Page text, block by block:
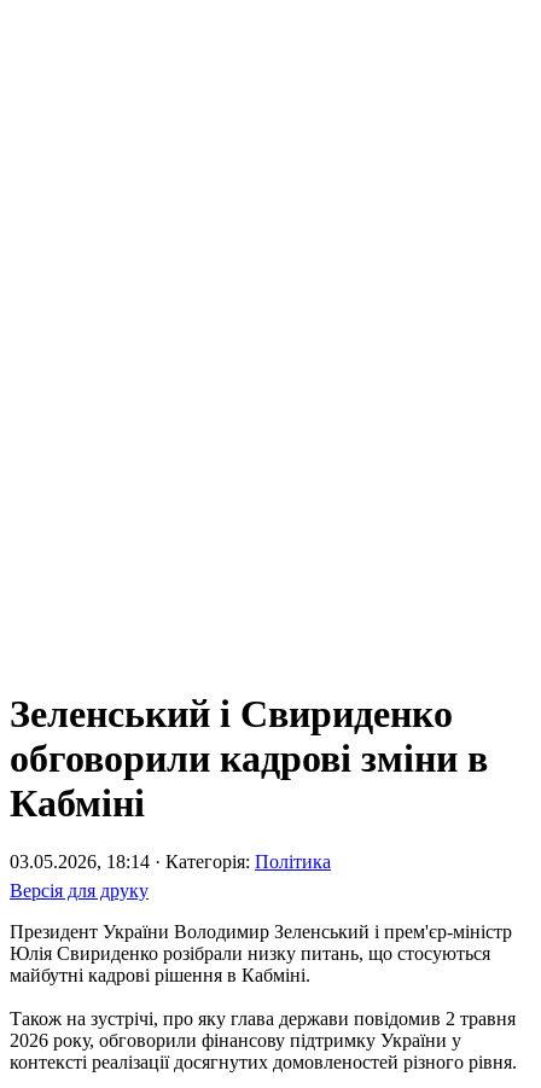
Зеленський і Свириденко
обговорили кадрові зміни в
Кабміні
03.05.2026, 18:14 · Категорія: Політика
Версія для друку
Президент України Володимир Зеленський і прем'єр-міністр
Юлія Свириденко розібрали низку питань, що стосуються
майбутні кадрові рішення в Кабміні.
Також на зустрічі, про яку глава держави повідомив 2 травня
2026 року, обговорили фінансову підтримку України у
контексті реалізації досягнутих домовленостей різного рівня.